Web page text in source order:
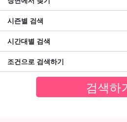
선택할 수 있는 선셋
시즌별 검색
시간대별 검색
조건으로 검색하기